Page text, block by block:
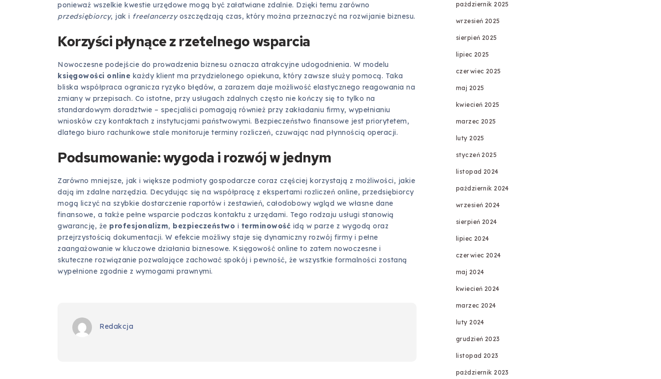
ponieważ wszelkie kwestie urzędowe mogą być załatwiane zdalnie. Dzięki temu zarówno
przedsiębiorcy, jak i freelancerzyoszczędzają czas, który można przeznaczyć na rozwijanie biznesu.
Korzyści płynące z rzetelnego wsparcia
Nowoczesne podejście do prowadzenia biznesu oznacza atrakcyjne udogodnienia. W modelu
księgowości online każdy klient ma przydzielonego opiekuna, który zawsze służy pomocą. Taka
bliska współpraca ogranicza ryzyko błędów, a zarazem daje możliwość elastycznego reagowania na
zmiany w przepisach. Co istotne, przy usługach zdalnych często nie kończy się to tylko na
standardowym doradztwie – specjaliści pomagają również przy zakładaniu firmy, wypełnianiu
wniosków czy kontaktach z instytucjami państwowymi. Bezpieczeństwo finansowe jest priorytetem,
dlatego biuro rachunkowe stale monitoruje terminy rozliczeń, czuwając nad płynnością operacji.
Podsumowanie: wygoda i rozwój w jednym
Zarówno mniejsze, jak i większe podmioty gospodarcze coraz częściej korzystają z możliwości, jakie
dają im zdalne narzędzia. Decydując się na współpracę z ekspertami rozliczeń online, przedsiębiorcy
mogą liczyć na szybkie dostarczenie raportów i zestawień, całodobowy wgląd we własne dane
finansowe, a także pełne wsparcie podczas kontaktu z urzędami. Tego rodzaju usługi stanowią
gwarancję, że profesjonalizm, bezpieczeństwo i terminowość idą w parze z wygodą oraz
przejrzystością dokumentacji. W efekcie możliwy staje się dynamiczny rozwój firmy i pełne
zaangażowanie w kluczowe działania biznesowe. Księgowość online to zatem nowoczesne i
skuteczne rozwiązanie pozwalające zachować spokój i pewność, że wszystkie formalności zostaną
wypełnione zgodnie z wymogami prawnymi.
Redakcja
październik 2025
wrzesień 2025
sierpień 2025
lipiec 2025
czerwiec 2025
maj 2025
kwiecień 2025
marzec 2025
luty 2025
styczeń 2025
listopad 2024
październik 2024
wrzesień 2024
sierpień 2024
lipiec 2024
czerwiec 2024
maj 2024
kwiecień 2024
marzec 2024
luty 2024
grudzień 2023
listopad 2023
październik 2023